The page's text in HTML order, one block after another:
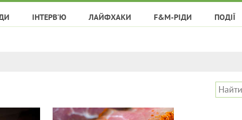
ІНТЕРВ'Ю ЛАЙФХАКИ F&M-РІДИ ПОДІЇ